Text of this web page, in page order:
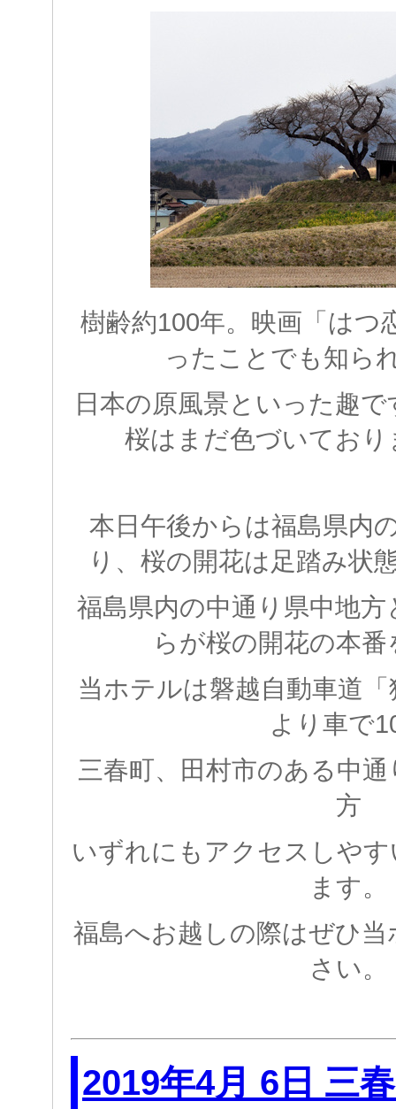
樹齢約100年。映画「はつ
ったことでも知ら
日本の原風景といった趣
桜はまだ色づいてお
本日午後からは福島県内
り、桜の開花は足踏み状
福島県内の中通り県中地
らが桜の開花の本
当ホテルは磐越自動車道
より車で
三春町、田村市のある中
方
いずれにもアクセスしや
ます。
福島へお越しの際はぜひ
さい。
2019年4月 6日 三